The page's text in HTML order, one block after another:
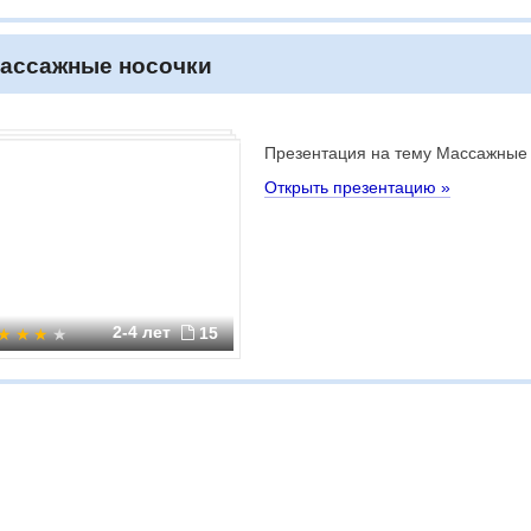
носочки
2-4 лет 15
Презентация на тему Массажные
Открыть презентацию »